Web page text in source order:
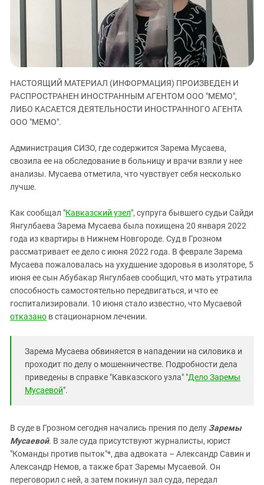
ЗАСТАВЛЯЕТ
КАВКАЗ ЗА ПАЛЕСТИНУ
ИНАКОМЫСЛИЕ В ЧЕЧНЕ
ПРЕСЛЕДОВАНИЕ АКТИВИСТОВ
МОБИЛИЗАЦИЯ И ПРОТЕСТЫ
Дагестан
Карачаево-Черкесия
Краснодарский край
Нагорный Карабах
Ростовская область
Северная Осетия - Алания
СКФО
Ставропольский край
Чечня
Южный Кавказ
НАСТОЯЩИЙ МАТЕРИАЛ (ИНФОРМАЦИЯ) ПРОИЗВЕДЕН И
РАСПРОСТРАНЕН ИНОСТРАННЫМ АГЕНТОМ ООО "МЕМО",
ЛИБО КАСАЕТСЯ ДЕЯТЕЛЬНОСТИ ИНОСТРАННОГО АГЕНТА
ООО "МЕМО".
Администрация СИЗО, где содержится Зарема Мусаева,
свозила ее на обследование в больницу и врачи взяли у нее
анализы. Мусаева отметила, что чувствует себя несколько
лучше.
Как сообщал "Кавказский узел", супруга бывшего судьи Сайди
Янгулбаева Зарема Мусаева была похищена 20 января 2022
года из квартиры в Нижнем Новгороде. Суд в Грозном
рассматривает ее дело с июня 2022 года. В феврале Зарема
Мусаева пожаловалась на ухудшение здоровья в изоляторе, 5
июня ее сын Абубакар Янгулбаев сообщил, что мать утратила
способность самостоятельно передвигаться, и что ее
госпитализировали. 10 июня стало известно, что Мусаевой
отказано в стационарном лечении.
Зарема Мусаева обвиняется в нападении на силовика и
проходит по делу о мошенничестве. Подробности дела
приведены в справке "Кавказского узла" "Дело Заремы
Мусаевой".
В суде в Грозном сегодня начались прения по делу Заремы
Мусаевой. В зале суда присутствуют журналисты, юрист
"Команды против пыток"*, два адвоката – Александр Савин и
Александр Немов, а также брат Заремы Мусаевой. Он
переговорил с ней, а затем покинул зал суда, передал